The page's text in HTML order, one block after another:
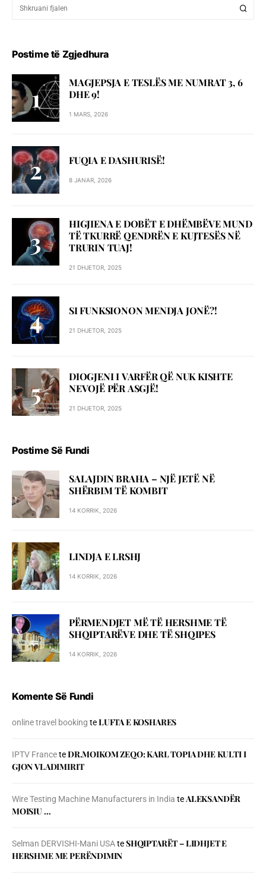
Postime të Zgjedhura
MAGJEPSJA E TESLËS ME NUMRAT 3, 6
DHE 9!
1 MARS, 2026
FUQIA E DASHURISË!
8 JANAR, 2026
HIGJIENA E DOBËT E DHËMBËVE MUND
TË TKURRË QENDRËN E KUJTESËS NË
TRURIN TUAJ!
21 DHJETOR, 2025
SI FUNKSIONON MENDJA JONË?!
21 DHJETOR, 2025
DIOGJENI I VARFËR QË NUK KISHTE
NEVOJË PËR ASGJË!
21 DHJETOR, 2025
Postime Së Fundi
SALAJDIN BRAHA – NJЁ JETЁ NЁ
SHЁRBIM TЁ KOMBIT
14 KORRIK, 2026
LINDJA E LRSHJ
14 KORRIK, 2026
PËRMENDJET MË TË HERSHME TË
SHQIPTARËVE DHE TË SHQIPES
14 KORRIK, 2026
Komente Së Fundi
online travel booking teLUFTA E KOSHARES
IPTV FranceteDR.MOIKOM ZEQO: KARL TOPIA DHE KULTI I
GJON VLADIMIRIT
Wire Testing Machine Manufacturers in India teALEKSANDËR
MOISIU …
Selman DERVISHI-Mani USAteSHQIPTARËT – LIDHJET E
HERSHME ME PERËNDIMIN